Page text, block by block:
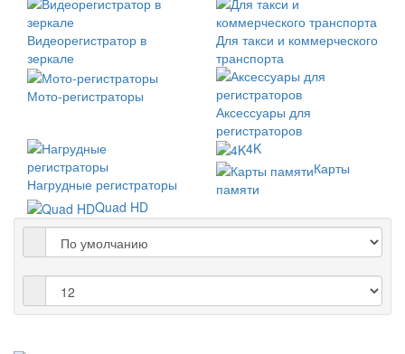
Видеорегистратор в
зеркале
Для такси и коммерческого
транспорта
Мото-регистраторы
Аксессуары для
регистраторов
Нагрудные регистраторы
4K
Карты
памяти
Quad HD